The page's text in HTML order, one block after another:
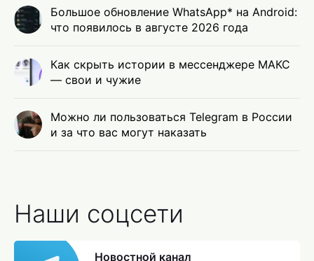
Большое обновление WhatsApp* на Android:
что появилось в августе 2026 года
Как скрыть истории в мессенджере МАКС
— свои и чужие
Можно ли пользоваться Telegram в России
и за что вас могут наказать
Наши соцсети
Новостной канал